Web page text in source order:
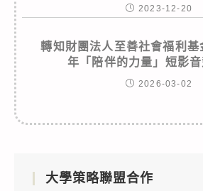
2023-12-20
轉知財團法人至善社會福利
年「陪伴的力量」短影
2026-03-02
大學策略聯盟合作